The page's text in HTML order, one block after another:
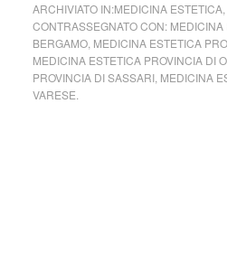
ARCHIVIATO IN:MEDICINA ESTETICA,
CONTRASSEGNATO CON: MEDICINA
BERGAMO, MEDICINA ESTETICA
MEDICINA ESTETICA PROVINCIA DI
PROVINCIA DI SASSARI, MEDICINA
VARESE.